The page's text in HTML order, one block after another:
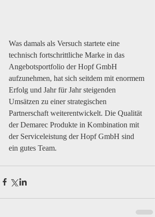
Was damals als Versuch startete eine
technisch fortschrittliche Marke in das
Angebotsportfolio der Hopf GmbH
aufzunehmen, hat sich seitdem mit enormem
Erfolg und Jahr für Jahr steigenden
Umsätzen zu einer strategischen
Partnerschaft weiterentwickelt. Die Qualität
der Demarec Produkte in Kombination mit
der Serviceleistung der Hopf GmbH sind
ein gutes Team.